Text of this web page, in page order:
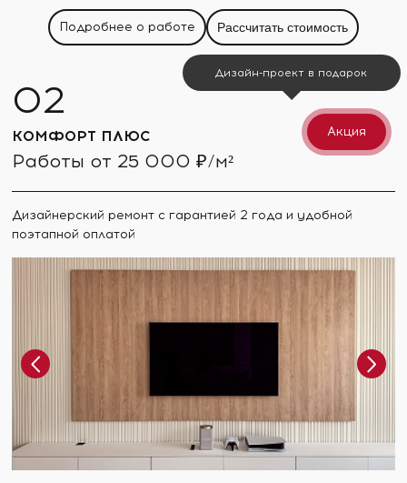
Подробнее о работе Рассчитать стоимость
КОМФОРТ ПЛЮС
Работы от 25 000 ₽/м²
Дизайнерский ремонт с гарантией 2 года и удобной
поэтапной оплатой
Акция
Дизайн-проект в подарок